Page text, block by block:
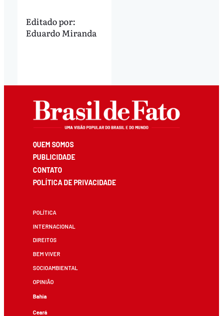
Editado por:
Eduardo Miranda
QUEM SOMOS
PUBLICIDADE
CONTATO
POLÍTICA DE PRIVACIDADE
POLÍTICA
INTERNACIONAL
DIREITOS
BEM VIVER
SOCIOAMBIENTAL
OPINIÃO
Bahia
Ceará